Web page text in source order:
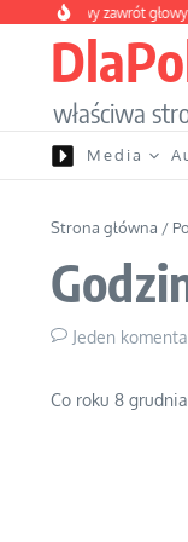
Przejdź do treści
zawrót głowy w
właściwa
Media
Strona główna /
Jeden
Co roku 8